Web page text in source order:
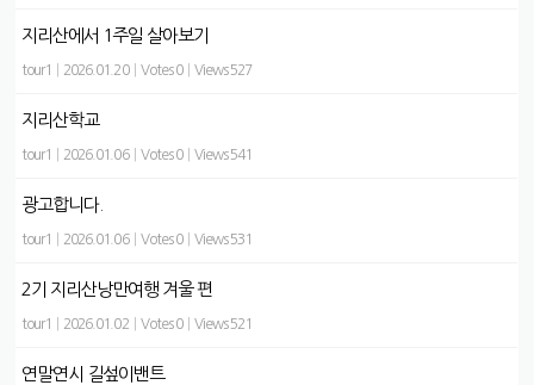
지리산에서 1주일 살아보기
tour1 2026.01.20 Votes 0 Views 527
지리산학교
tour1 2026.01.06 Votes 0 Views 541
광고합니다.
tour1 2026.01.06 Votes 0 Views 531
2기 지리산낭만여행 겨울 편
tour1 2026.01.02 Votes 0 Views 521
연말연시 길섶이밴트